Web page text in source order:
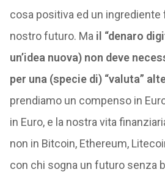
cosa positiva ed un ingrediente
nostro futuro. Ma il “denaro
un’idea nuova) non deve
per una (specie di) “valuta”
prendiamo un compenso in
in Euro, e la nostra vita
non in Bitcoin, Ethereum,
con chi sogna un futuro senza